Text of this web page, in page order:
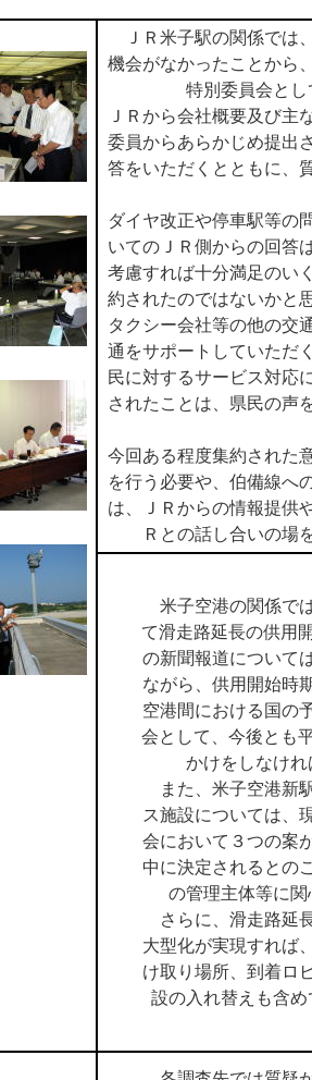
ＪＲ米子駅の関係では
機会がなかったことから
特別委員会とし
ＪＲから会社概要及び主
委員からあらかじめ提出
答をいただくとともに、
ダイヤ改正や停車駅等の
いてのＪＲ側からの回答
考慮すれば十分満足のい
約されたのではないかと
タクシー会社等の他の交
通をサポートしていただ
民に対するサービス対応
されたことは、県民の声
今回ある程度集約された
を行う必要や、伯備線へ
は、ＪＲからの情報提供
Ｒとの話し合いの場
米子空港の関係で
て滑走路延長の供用
の新聞報道について
ながら、供用開始時
空港間における国の
会として、今後とも
かけをしなけれ
また、米子空港新
ス施設については、
会において３つの案
中に決定されるとの
の管理主体等に関
さらに、滑走路延
大型化が実現すれば
け取り場所、到着ロ
設の入れ替えも含